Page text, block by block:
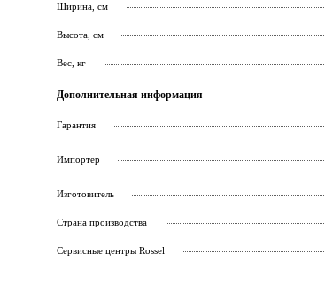
Ширина, см
Высота, см
Вес, кг
Дополнительная информация
Гарантия
Импортер
Изготовитель
Страна производства
Cервисные центры Rossel